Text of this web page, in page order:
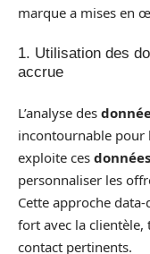
marque a mises en
1. Utilisation des
accrue
L’analyse des
incontournable pour
exploite ces données
personnaliser les
Cette approche
fort avec la
contact pertinents.